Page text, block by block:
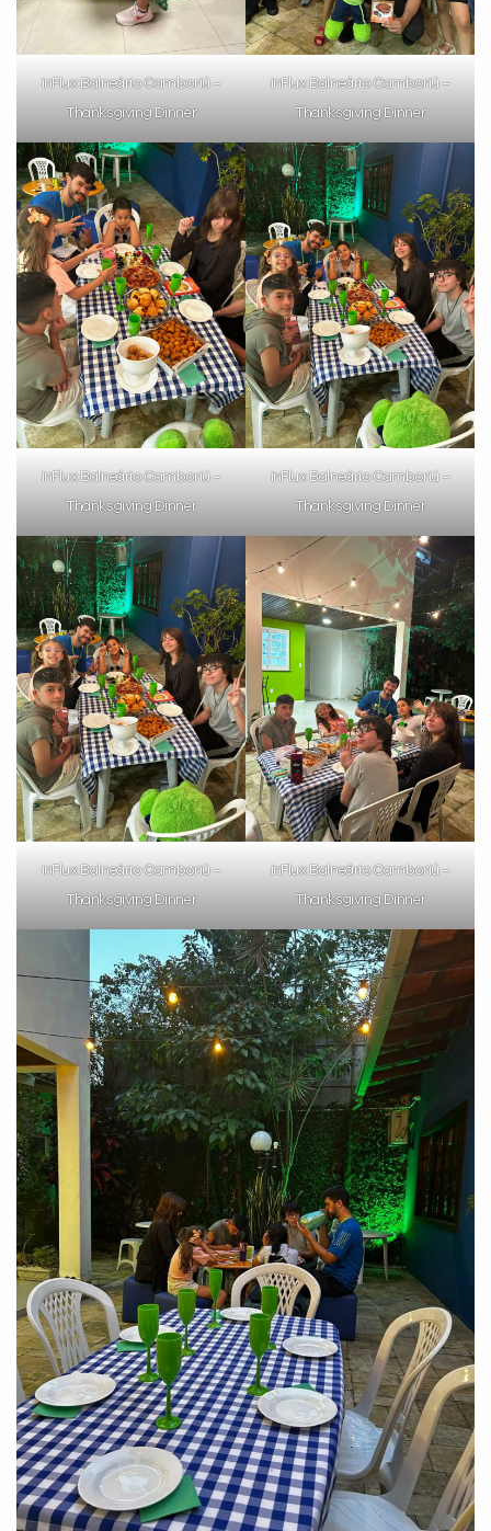
inFlux Balneário Camboriú –
Thanksgiving Dinner
inFlux Balneário Camboriú –
Thanksgiving Dinner
inFlux Balneário Camboriú –
Thanksgiving Dinner
inFlux Balneário Camboriú –
Thanksgiving Dinner
inFlux Balneário Camboriú –
Thanksgiving Dinner
inFlux Balneário Camboriú –
Thanksgiving Dinner